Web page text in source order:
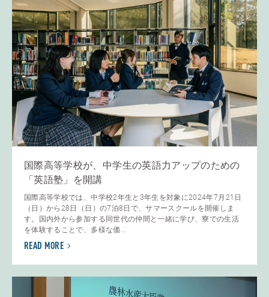
国際高等学校が、中学生の英語力アップのための
「英語塾」を開講
国際高等学校では、中学校2年生と3年生を対象に2024年7月21日
（日）から28日（日）の7泊8日で、サマースクールを開催しま
す。国内外から参加する同世代の仲間と一緒に学び、寮での生活
を体験することで、多様な価...
READ MORE